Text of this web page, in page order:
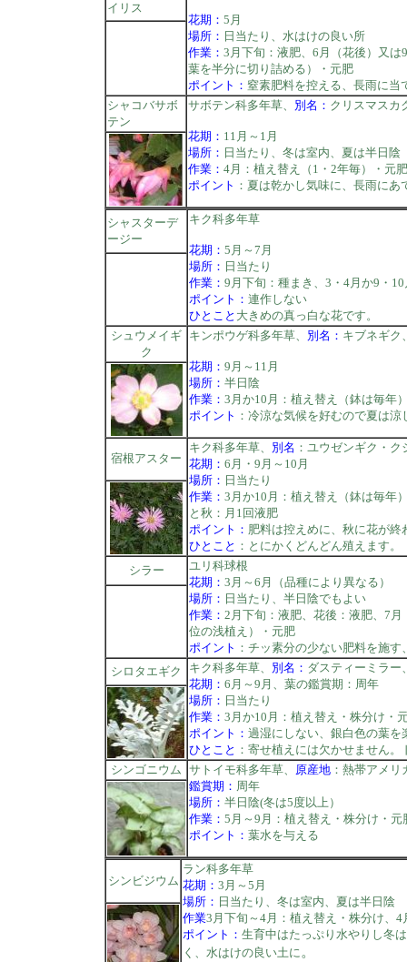
イリス
花期： 5月
場所： 日当たり、水はけの良い所
作業： 3月下旬：液肥、6月（花後）又
葉を半分に切り詰める）・元肥
ポイント： 窒素肥料を控える、長雨に当
シャコバサボ
テン
サボテン科多年草、 別名： クリスマスカ
花期： 11月～1月
場所： 日当たり、冬は室内、夏は半日陰
作業： 4月：植え替え（1・2年毎）・元
ポイント ：夏は乾かし気味に、長雨に
シャスターデ
ージー
キク科多年草
花期： 5月～7月
場所： 日当たり
作業： 9月下旬：種まき、3・4月か9・
ポイント： 連作しない
ひとこと 大きめの真っ白な花です。
シュウメイギ
ク
キンポウゲ科多年草、 別名： キブネギク
花期： 9月～11月
場所： 半日陰
作業： 3月か10月：植え替え（鉢は毎年
ポイント ：冷涼な気候を好むので夏は
宿根アスター
キク科多年草、 別名 ：ユウゼンギク・
花期： 6月・9月～10月
場所： 日当たり
作業： 3月か10月：植え替え（鉢は毎年
と秋：月1回液肥
ポイント： 肥料は控えめに、秋に花が
ひとこと ：とにかくどんどん殖えます。
シラー
ユリ科球根
花期： 3月～6月（品種により異なる）
場所： 日当たり、半日陰でもよい
作業： 2月下旬：液肥、花後：液肥、7
位の浅植え）・元肥
ポイント ：チッ素分の少ない肥料を施
シロタエギク
キク科多年草、 別名： ダスティーミラー
花期： 6月～9月、葉の鑑賞期：周年
場所： 日当たり
作業： 3月か10月：植え替え・株分け・
ポイント： 過湿にしない、銀白色の葉
ひとこと ：寄せ植えには欠かせません
シンゴニウム サトイモ科多年草、 原産地 ：熱帯アメリ
鑑賞期： 周年
場所： 半日陰(冬は5度以上）
作業： 5月～9月：植え替え・株分け・元
ポイント： 葉水を与える
シンビジウム
ラン科多年草
花期： 3月～5月
場所： 日当たり、冬は室内、夏は半日陰
作業3月下旬～4月：植え替え・株分け、
ポイント： 生育中はたっぷり水やりし冬
く、水はけの良い土に 。